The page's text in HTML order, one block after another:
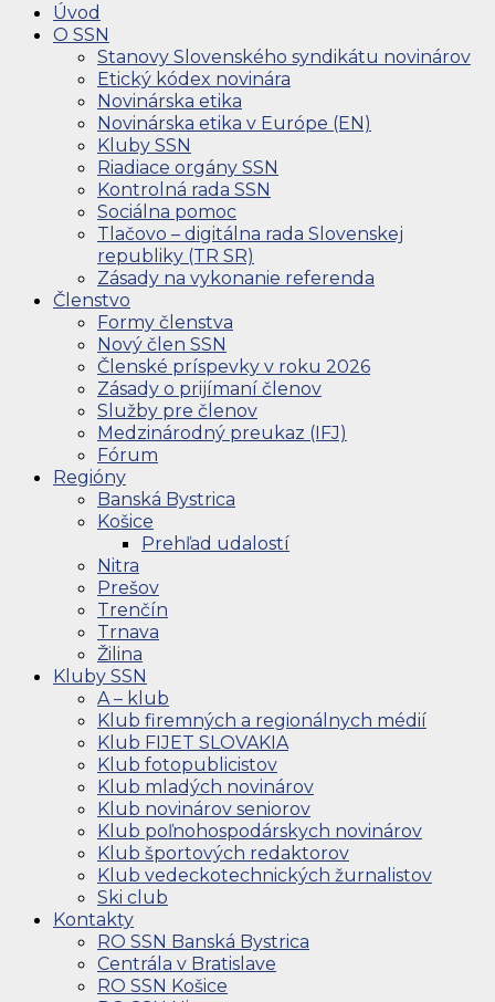
Úvod
O SSN
Stanovy Slovenského syndikátu novinárov
Etický kódex novinára
Novinárska etika
Novinárska etika v Európe (EN)
Kluby SSN
Riadiace orgány SSN
Kontrolná rada SSN
Sociálna pomoc
Tlačovo – digitálna rada Slovenskej
republiky (TR SR)
Zásady na vykonanie referenda
Členstvo
Formy členstva
Nový člen SSN
Členské príspevky v roku 2026
Zásady o prijímaní členov
Služby pre členov
Medzinárodný preukaz (IFJ)
Fórum
Regióny
Banská Bystrica
Košice
Prehľad udalostí
Nitra
Prešov
Trenčín
Trnava
Žilina
Kluby SSN
A – klub
Klub firemných a regionálnych médií
Klub FIJET SLOVAKIA
Klub fotopublicistov
Klub mladých novinárov
Klub novinárov seniorov
Klub poľnohospodárskych novinárov
Klub športových redaktorov
Klub vedeckotechnických žurnalistov
Ski club
Kontakty
RO SSN Banská Bystrica
Centrála v Bratislave
RO SSN Košice